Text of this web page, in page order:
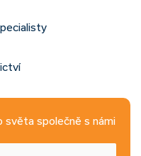
světa společně s námi